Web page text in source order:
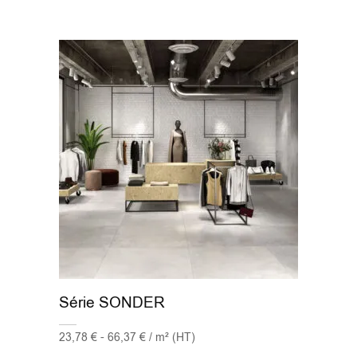
60x60 (77)
60x60 - 20mm (13)
60x60 XS(1)
60x90 (1)
60x90 - 20mm(7)
60x120 - 20mm
75.5x151(1)
Série SONDER
23,78 € - 66,37 € / m² (HT)